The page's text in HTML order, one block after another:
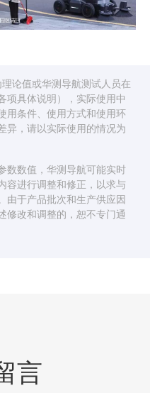
论值或华测导航测试人员在
项具体说明），实际使用中
用条件、使用方式和使用环
异，请以实际使用的情况为
数数值，华测导航可能实时
容进行调整和修正，以求与
由于产品批次和生产供应因
修改和调整的，恕不专门通
言